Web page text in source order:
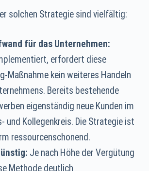
solchen Strategie sind vielfältig:
für das Unternehmen:
erfordert diese
Maßnahme kein weiteres Handeln
Bereits bestehende
eigenständig neue Kunden im
und Kollegenkreis. Die Strategie ist
ressourcenschonend.
Je nach Höhe der Vergütung
Methode deutlich